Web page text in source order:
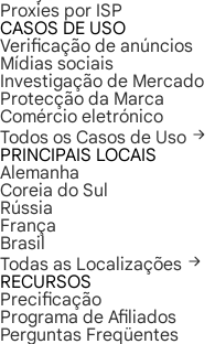
Proxies por ISP
CASOS DE USO
Verificação de anúncios
Mídias sociais
Investigação de Mercado
Protecção da Marca
Comércio eletrónico
Todos os Casos de Uso
PRINCIPAIS LOCAIS
Alemanha
Coreia do Sul
Rússia
França
Brasil
Todas as Localizações
RECURSOS
Precificação
Programa de Afiliados
Perguntas Freqüentes